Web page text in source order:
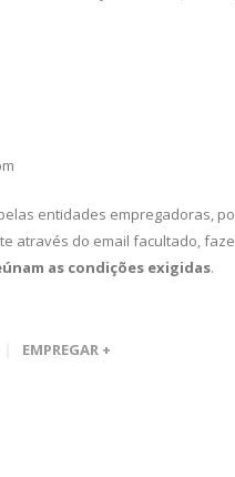
entidades empregadoras,
através do email facultado,
as condições exigidas.
EMPREGAR +